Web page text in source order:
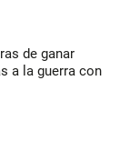
de ganar
a la guerra con